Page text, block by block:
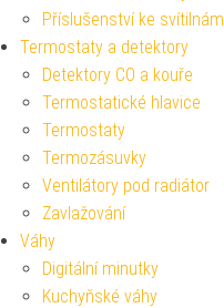
Příslušenství ke svítilnám
Termostaty a detektory
Detektory CO a kouře
Termostatické hlavice
Termostaty
Termozásuvky
Ventilátory pod radiátor
Zavlažování
Váhy
Digitální minutky
Kuchyňské váhy